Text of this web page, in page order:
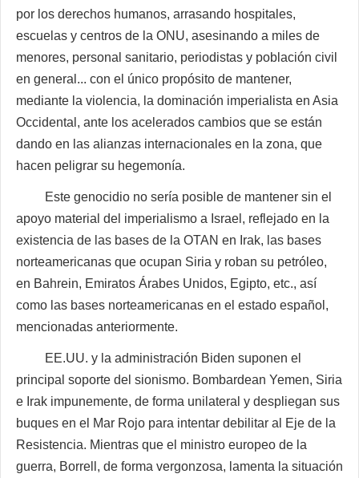
por los derechos humanos, arrasando hospitales,
escuelas y centros de la ONU, asesinando a miles de
menores, personal sanitario, periodistas y población civil
en general... con el único propósito de mantener,
mediante la violencia, la dominación imperialista en Asia
Occidental, ante los acelerados cambios que se están
dando en las alianzas internacionales en la zona, que
hacen peligrar su hegemonía.
Este genocidio no sería posible de mantener sin el
apoyo material del imperialismo a Israel, reflejado en la
existencia de las bases de la OTAN en Irak, las bases
norteamericanas que ocupan Siria y roban su petróleo,
en Bahrein, Emiratos Árabes Unidos, Egipto, etc., así
como las bases norteamericanas en el estado español,
mencionadas anteriormente.
EE.UU. y la administración Biden suponen el
principal soporte del sionismo. Bombardean Yemen, Siria
e Irak impunemente, de forma unilateral y despliegan sus
buques en el Mar Rojo para intentar debilitar al Eje de la
Resistencia. Mientras que el ministro europeo de la
guerra, Borrell, de forma vergonzosa, lamenta la situación